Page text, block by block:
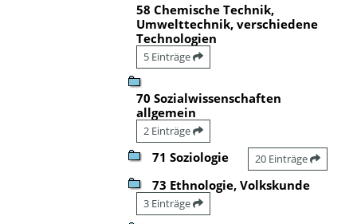
58 Chemische Technik,
Umwelttechnik, verschiedene
Technologien
5 Einträge
70 Sozialwissenschaften
allgemein
2 Einträge
71 Soziologie 20 Einträge
73 Ethnologie, Volkskunde
3 Einträge